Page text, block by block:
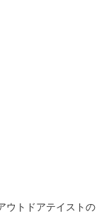
ウトドアテイストの